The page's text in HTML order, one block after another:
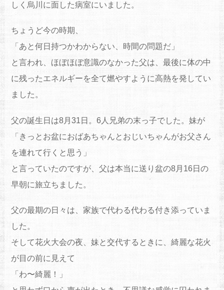
しく烏川に面した病室にいました。
ちょうど今の時期、
「あと何日持つかわからない、時間の問題だ」
と言われ、ほぼほぼ意識のなかった父は、最後に体の中
に残ったエネルギーを全て燃やすように高熱を発してい
ました。
父の誕生日は8月31日。6人兄弟の末っ子でした。妹が
「きっとお盆におばあちゃんとおじいちゃんがお父さん
を連れて行くと思う」
と言っていたのですが、父は本当に送り盆の8月16日の
早朝に旅立ちました。
父の最期の日々は、家族で代わる代わる付き添っていま
した。
そして花火大会の夜、妹と交代するときに、綺麗な花火
が目の前に見えて
「わ〜綺麗！」